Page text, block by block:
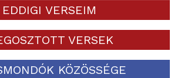
EDDIGI VERSEIM
VERSEK
KÖZÖSSÉGE